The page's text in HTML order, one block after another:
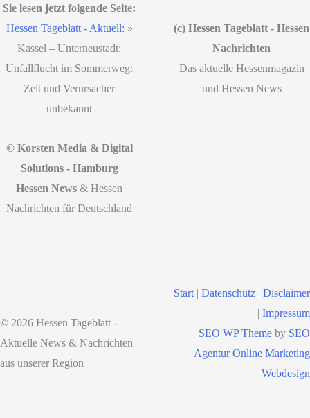
Sie lesen jetzt folgende Seite:
Hessen Tageblatt - Aktuell: »
Kassel – Unterneustadt:
Unfallflucht im Sommerweg:
Zeit und Verursacher
unbekannt
(c) Hessen Tageblatt - Hessen
Nachrichten
Das aktuelle Hessenmagazin
und Hessen News
© Korsten Media & Digital
Solutions - Hamburg
Hessen News & Hessen
Nachrichten für Deutschland
© 2026 Hessen Tageblatt -
Aktuelle News & Nachrichten
aus unserer Region
Start| Datenschutz
Disclaimer
Impressum
SEO WP Theme by SEO
Agentur Online Marketing
Webdesign